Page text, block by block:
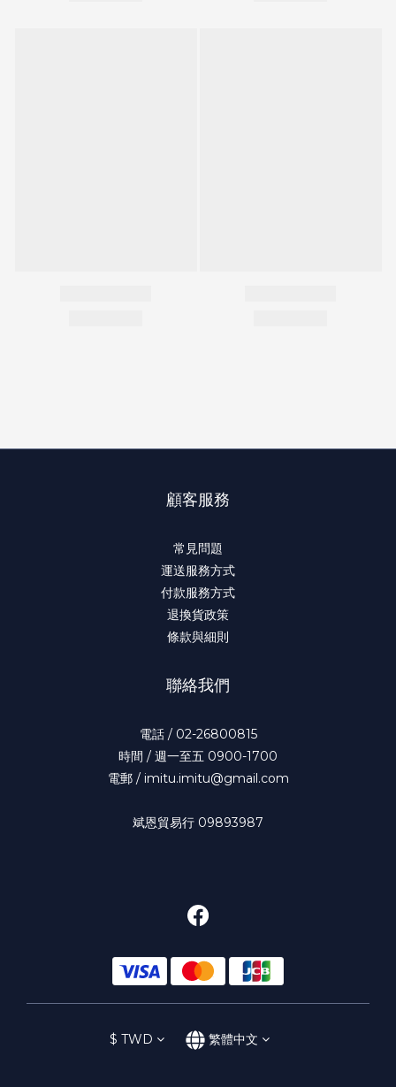
顧客服務
常見問題
運送服務方式
付款服務方式
退換貨政策
條款與細則
聯絡我們
電話 / 02-26800815
時間 / 週一至五 0900-1700
電郵 / imitu.imitu@gmail.com
斌恩貿易行 09893987
$ TWD 繁體中文